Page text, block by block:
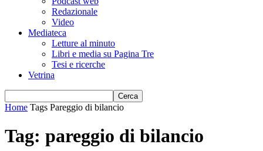
Redazionale
Video
Mediateca
Letture al minuto
Libri e media su Pagina Tre
Tesi e ricerche
Vetrina
Home Tags Pareggio di bilancio
Tag: pareggio di bilancio